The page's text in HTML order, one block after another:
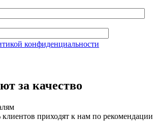
конфиденциальности
за качество
клиентов приходят к нам по рекомендации